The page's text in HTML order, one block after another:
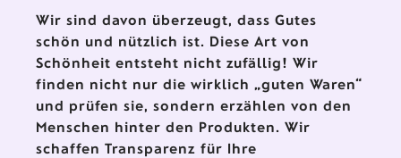
Wir sind davon überzeugt, dass Gutes
schön und nützlich ist. Diese Art von
Schönheit entsteht nicht zufällig! Wir
finden nicht nur die wirklich „guten Waren“
und prüfen sie, sondern erzählen von den
Menschen hinter den Produkten. Wir
schaffen Transparenz für Ihre